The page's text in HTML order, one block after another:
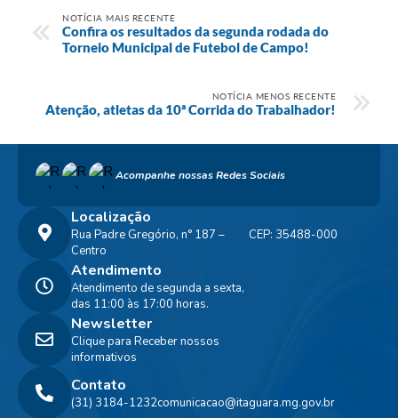
NOTÍCIA MAIS RECENTE
Confira os resultados da segunda rodada do
Torneio Municipal de Futebol de Campo!
NOTÍCIA MENOS RECENTE
Atenção, atletas da 10ª Corrida do Trabalhador!
Acompanhe nossas Redes Sociais
Localização
Rua Padre Gregório, n° 187 –
Centro
CEP: 35488-000
Contato
(31) 3184-1232comunicacao@itaguara.mg.gov.br
Atendimento
Atendimento de segunda a sexta,
das 11:00 às 17:00 horas.
Newsletter
Clique para Receber nossos
informativos